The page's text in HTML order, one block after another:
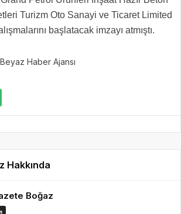
Turizm Oto Sanayi ve Ticaret Limited
başlatacak imzayı atmıştı.
Haber Ajansı
Hakkında
Boğaz